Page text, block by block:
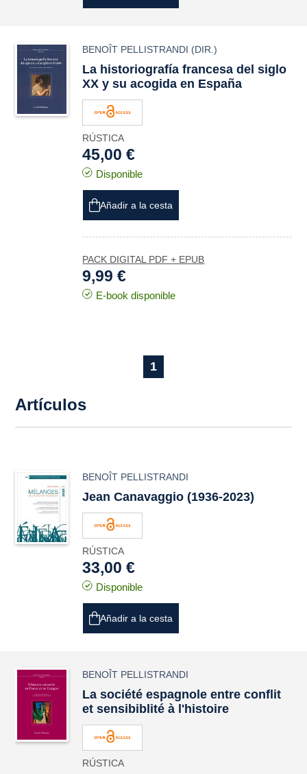
BENOÎT PELLISTRANDI (DIR.)
La historiografía francesa del siglo
XX y su acogida en España
RÚSTICA
45,00 €
Disponible
Añadir a la cesta
PACK DIGITAL PDF + EPUB
9,99 €
E-book disponible
1
Artículos
BENOÎT PELLISTRANDI
Jean Canavaggio (1936-2023)
RÚSTICA
33,00 €
Disponible
Añadir a la cesta
BENOÎT PELLISTRANDI
La société espagnole entre conflit
et sensibiblité à l'histoire
RÚSTICA